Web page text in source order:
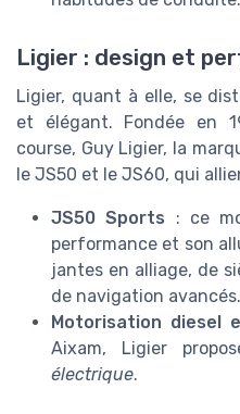
Ligier : design et
Ligier, quant à elle, se
et élégant. Fondée en
course, Guy Ligier, la
le JS50 et le JS60, qui
JS50 Sports : ce
performance et son
jantes en alliage, de
de navigation avancés.
Motorisation diesel
Aixam, Ligier
électrique.